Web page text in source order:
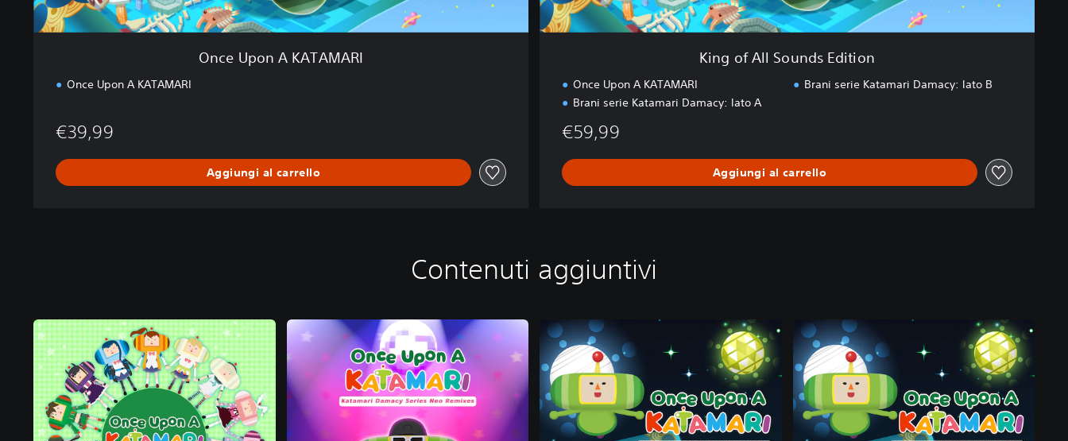
R
I
Once Upon A KATAMARI
Once Upon A KATAMARI
€39,99
Aggiungi al carrello
E
d
King of All Sounds Edition
Once Upon A KATAMARI
Brani serie Katamari Damacy: lato A
Brani serie Katamari Damacy: lato B
€59,99
Aggiungi al carrello
Contenuti aggiuntivi